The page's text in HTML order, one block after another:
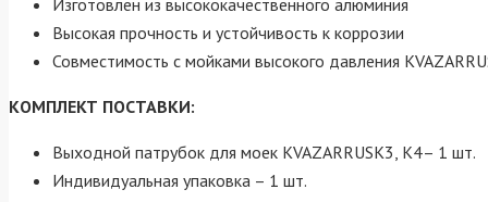
Изготовлен из высококачественного алюминия
Высокая прочность и устойчивость к коррозии
Совместимость с мойками высокого давления
КОМПЛЕКТ ПОСТАВКИ:
Выходной патрубок для моек KVAZARRUSK3, К4– 1 шт.
Индивидуальная упаковка – 1 шт.